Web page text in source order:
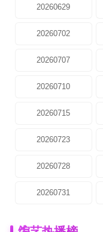
20260629
20260702
20260707
20260710
20260715
20260723
20260728
20260731